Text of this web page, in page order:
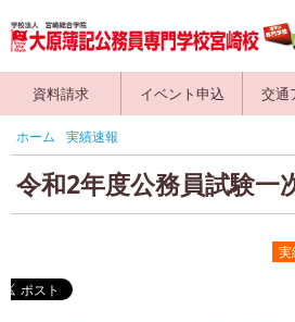
資料請求 イベント申込 交通
ホーム 実績速報
令和2年度公務員試験一
実